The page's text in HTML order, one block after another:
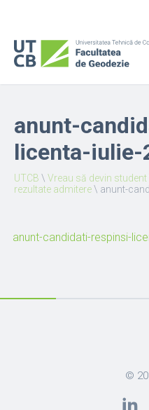
anunt-
licenta-iulie-
UTCB \ Vreau să devin student
rezultate admitere\ anunt-
anunt-candidati-respinsi-
©